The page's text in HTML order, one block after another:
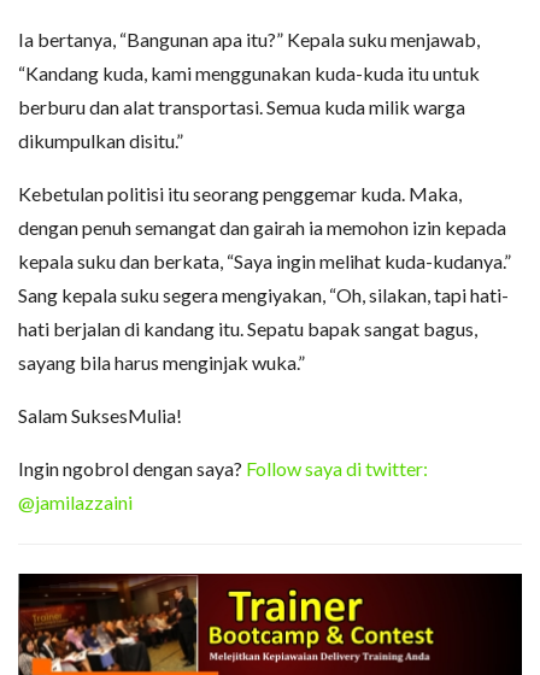
Ia bertanya, “Bangunan apa itu?” Kepala suku menjawab,
“Kandang kuda, kami menggunakan kuda-kuda itu untuk
berburu dan alat transportasi. Semua kuda milik warga
dikumpulkan disitu.”
Kebetulan politisi itu seorang penggemar kuda. Maka,
dengan penuh semangat dan gairah ia memohon izin kepada
kepala suku dan berkata, “Saya ingin melihat kuda-kudanya.”
Sang kepala suku segera mengiyakan, “Oh, silakan, tapi hati-
hati berjalan di kandang itu. Sepatu bapak sangat bagus,
sayang bila harus menginjak wuka.”
Salam SuksesMulia!
Ingin ngobrol dengan saya? Follow saya di twitter:
@jamilazzaini